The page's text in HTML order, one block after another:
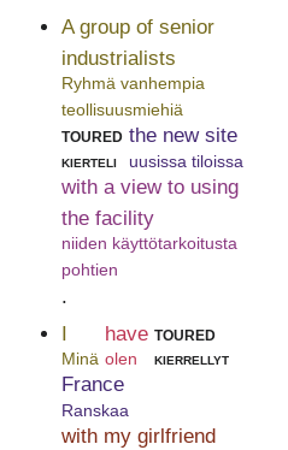
A group of senior
industrialists
Ryhmä vanhempia
teollisuusmiehiä
toured
kierteli
the new site
uusissa tiloissa
with a view to using
the facility
niiden käyttötarkoitusta
pohtien
.
I
Minä
have
olen
toured
kierrellyt
France
Ranskaa
with my girlfriend